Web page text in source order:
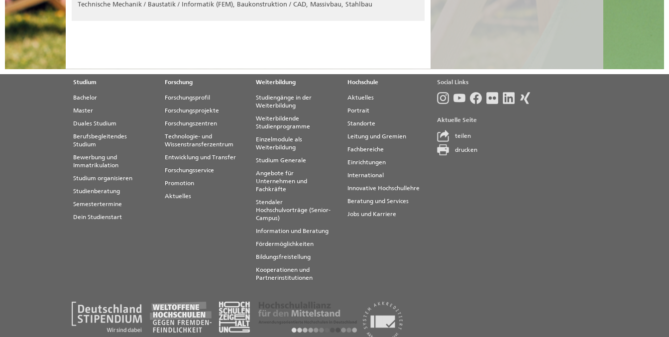
Technische Mechanik / Baustatik / Informatik (FEM), Baukonstruktion / CAD, Massivbau, Stahlbau
Studium
Bachelor
Master
Duales Studium
Berufsbegleitendes
Studium
Bewerbung und
Immatrikulation
Studium organisieren
Studienberatung
Semestertermine
Dein Studienstart
Forschung
Forschungsprofil
Forschungsprojekte
Forschungszentren
Technologie- und
Wissenstransferzentrum
Entwicklung und Transfer
Forschungsservice
Promotion
Aktuelles
Weiterbildung
Studiengänge in der
Weiterbildung
Weiterbildende
Studienprogramme
Einzelmodule als
Weiterbildung
Studium Generale
Angebote für
Unternehmen und
Fachkräfte
Stendaler
Hochschulvorträge (Senior-
Campus)
Information und Beratung
Fördermöglichkeiten
Bildungsfreistellung
Kooperationen und
Partnerinstitutionen
Hochschule
Aktuelles
Portrait
Standorte
Leitung und Gremien
Fachbereiche
Einrichtungen
International
Innovative Hochschullehre
Beratung und Services
Jobs und Karriere
Social Links
Aktuelle Seite
teilen
drucken